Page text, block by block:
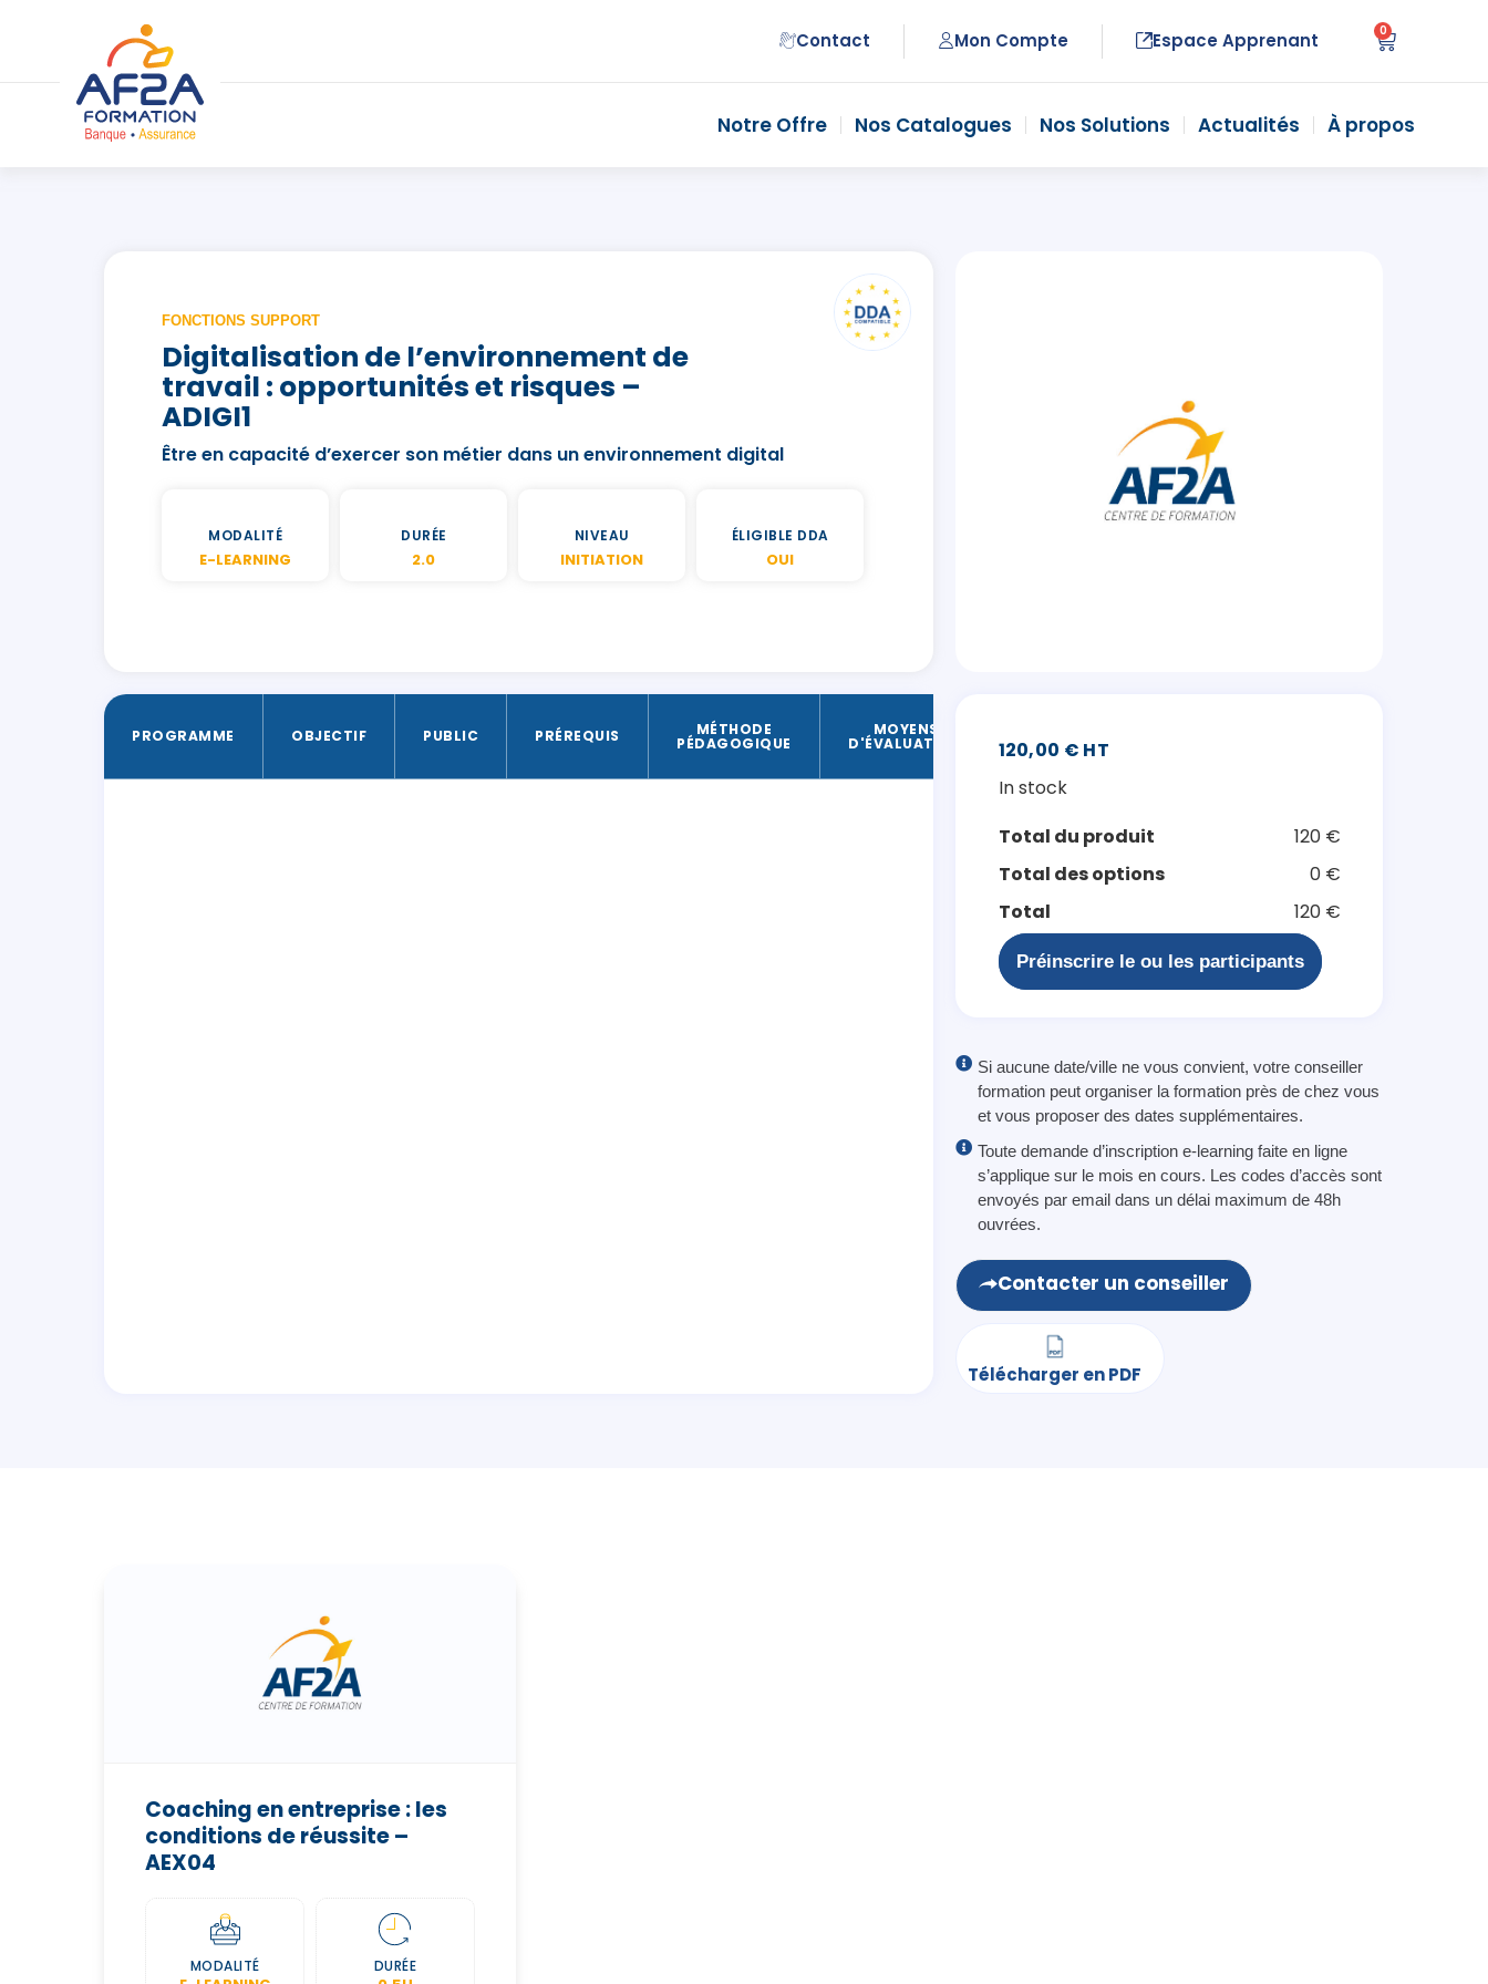
Contact Mon Compte Espace Apprenant 0
Notre Offre Nos Catalogues Nos Solutions Actualités À propos
FONCTIONS SUPPORT
Digitalisation de l’environnement de
travail : opportunités et risques –
ADIGI1
Être en capacité d’exercer son métier dans un environnement digital
MODALITÉ
E-LEARNING
DURÉE
2.0
NIVEAU
INITIATION
ÉLIGIBLE DDA
OUI
PROGRAMME OBJECTIF PUBLIC PRÉREQUIS MÉTHODE
PÉDAGOGIQUE
MOYENS
D'ÉVALUATION
120,00 € HT
In stock
Total du produit
120 €
Total des options
0 €
Total
120 €
Préinscrire le ou les participants
Si aucune date/ville ne vous convient, votre conseiller
formation peut organiser la formation près de chez vous
et vous proposer des dates supplémentaires.
Toute demande d’inscription e-learning faite en ligne
s’applique sur le mois en cours. Les codes d’accès sont
envoyés par email dans un délai maximum de 48h
ouvrées.
Contacter un conseiller
Coaching en entreprise : les
conditions de réussite –
AEX04
MODALITÉ DURÉE